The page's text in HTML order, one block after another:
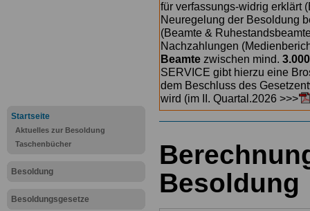
Startseite
Aktuelles zur Besoldung
Taschenbücher
Besoldung
Besoldungsgesetze
für verfassungs-widrig erklärt
Neuregelung der Besoldung
(Beamte &
Nachzahlungen
Beamte zwischen mind.
SERVICE gibt hierzu eine
dem Beschluss des
wird (im II. Quartal.2026 >>>
Besoldung